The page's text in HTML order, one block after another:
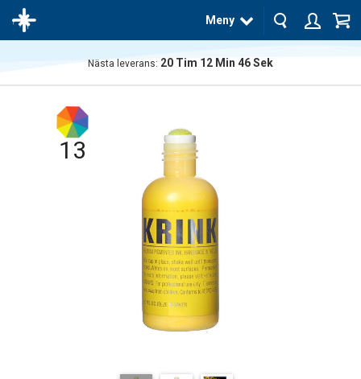
Meny
Nästa leverans: 20 Tim 12 Min 45Sek
13